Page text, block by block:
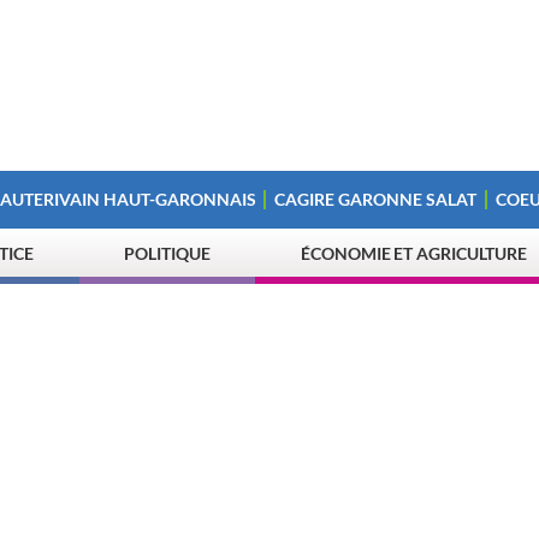
HAUT-GARONNAIS CAGIRE GARONNE SALAT
POLITIQUE ÉCONOMIE ET AGRICULTURE